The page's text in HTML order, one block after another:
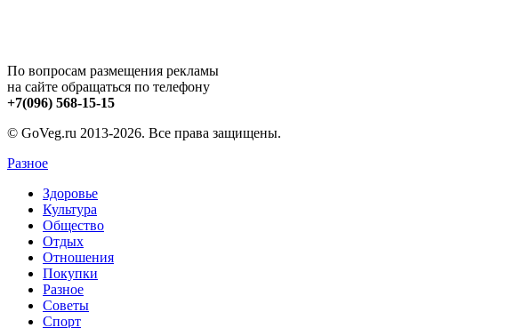
По вопросам размещения рекламы
на сайте обращаться по телефону
+7(096) 568-15-15
© GoVeg.ru 2013-2026. Все права защищены.
Разное
Здоровье
Культура
Общество
Отдых
Отношения
Покупки
Разное
Советы
Спорт